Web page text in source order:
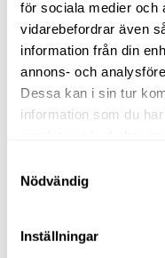
för sociala medier och
vidarebefordrar även
information från din
annons- och
Dessa kan i sin tur
information som du
Nödvändig
Inställningar
Motortyp
Effekt (hk) 11
DrivmedelDiesel
Sötvatten
Rek motor (hk)
25
Att låna kostar pengar
en
få hyra bostad,